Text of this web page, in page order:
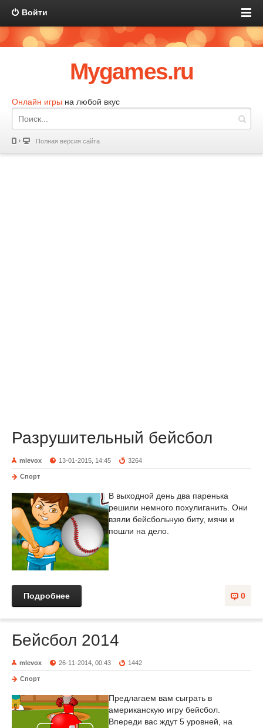
Войти
Mygames.ru
Онлайн игры на любой вкус
Полная версия сайта
Разрушительный бейсбол
mlevox 13-01-2015, 14:45 3264
Спорт
В выходной день два паренька
решили немного похулиганить. Они
взяли бейсбольную биту, мячи и
пошли на дело.
0
Подробнее
Бейсбол 2014
mlevox 26-11-2014, 00:43 1442
Спорт
Предлагаем вам сыграть в
американскую игру бейсбол.
Впереди вас ждут 5 уровней, на